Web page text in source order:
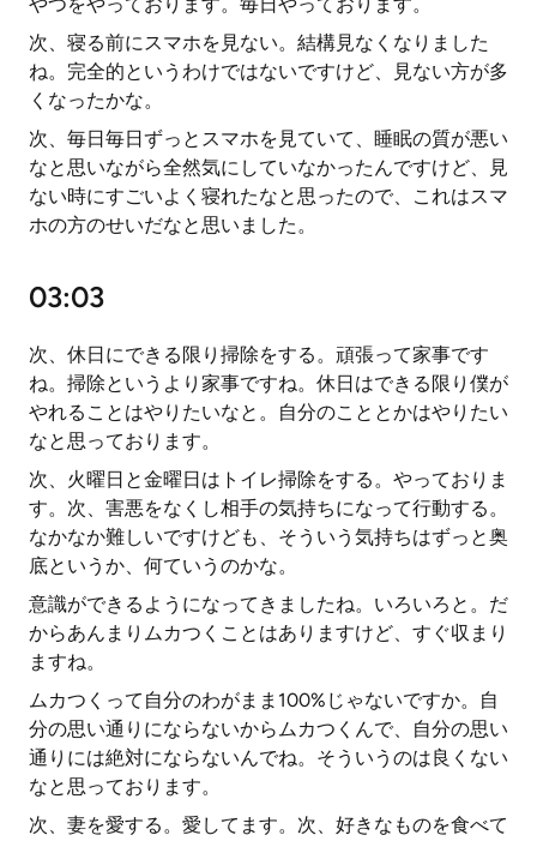
次、寝る前にスマホを見ない。結構見なくなりました
ね。完全的というわけではないですけど、見ない方が多
くなったかな。
次、毎日毎日ずっとスマホを見ていて、睡眠の質が悪い
なと思いながら全然気にしていなかったんですけど、見
ない時にすごいよく寝れたなと思ったので、これはスマ
ホの方のせいだなと思いました。
03:03
次、休日にできる限り掃除をする。頑張って家事です
ね。掃除というより家事ですね。休日はできる限り僕が
やれることはやりたいなと。自分のこととかはやりたい
なと思っております。
次、火曜日と金曜日はトイレ掃除をする。やっておりま
す。次、害悪をなくし相手の気持ちになって行動する。
なかなか難しいですけども、そういう気持ちはずっと奥
底というか、何ていうのかな。
意識ができるようになってきましたね。いろいろと。だ
からあんまりムカつくことはありますけど、すぐ収まり
ますね。
ムカつくって自分のわがまま100%じゃないですか。自
分の思い通りにならないからムカつくんで、自分の思い
通りには絶対にならないんでね。そういうのは良くない
なと思っております。
次、妻を愛する。愛してます。次、好きなものを食べて